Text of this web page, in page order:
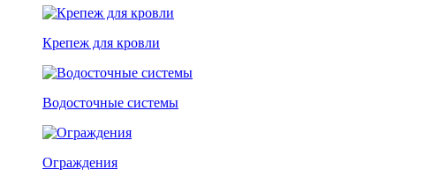
Крепеж для кровли
Водосточные системы
Ограждения